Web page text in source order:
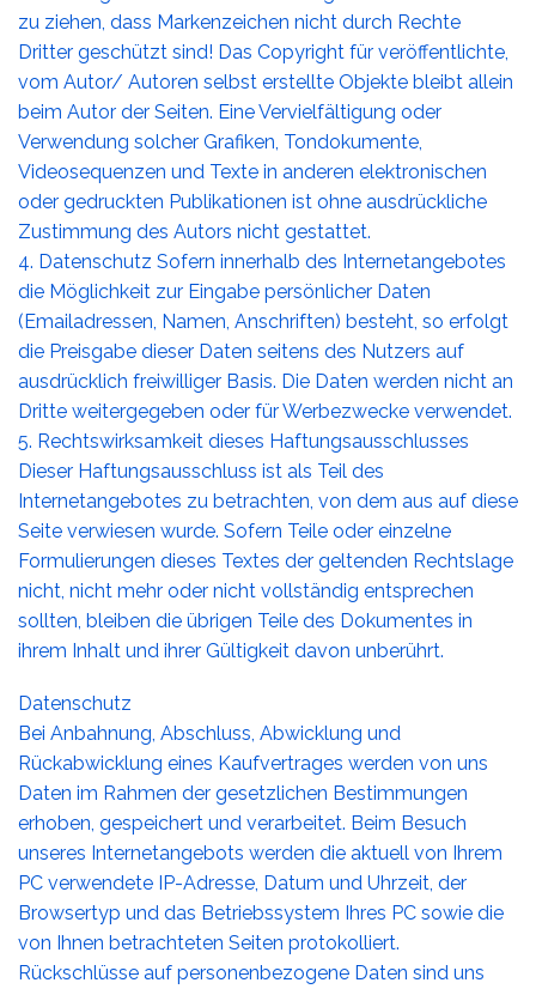
zu ziehen, dass Markenzeichen nicht durch Rechte
Dritter geschützt sind! Das Copyright für veröffentlichte,
vom Autor/ Autoren selbst erstellte Objekte bleibt allein
beim Autor der Seiten. Eine Vervielfältigung oder
Verwendung solcher Grafiken, Tondokumente,
Videosequenzen und Texte in anderen elektronischen
oder gedruckten Publikationen ist ohne ausdrückliche
Zustimmung des Autors nicht gestattet.
4. Datenschutz Sofern innerhalb des Internetangebotes
die Möglichkeit zur Eingabe persönlicher Daten
(Emailadressen, Namen, Anschriften) besteht, so erfolgt
die Preisgabe dieser Daten seitens des Nutzers auf
ausdrücklich freiwilliger Basis. Die Daten werden nicht an
Dritte weitergegeben oder für Werbezwecke verwendet.
5. Rechtswirksamkeit dieses Haftungsausschlusses
Dieser Haftungsausschluss ist als Teil des
Internetangebotes zu betrachten, von dem aus auf diese
Seite verwiesen wurde. Sofern Teile oder einzelne
Formulierungen dieses Textes der geltenden Rechtslage
nicht, nicht mehr oder nicht vollständig entsprechen
sollten, bleiben die übrigen Teile des Dokumentes in
ihrem Inhalt und ihrer Gültigkeit davon unberührt.
Datenschutz
Bei Anbahnung, Abschluss, Abwicklung und
Rückabwicklung eines Kaufvertrages werden von uns
Daten im Rahmen der gesetzlichen Bestimmungen
erhoben, gespeichert und verarbeitet. Beim Besuch
unseres Internetangebots werden die aktuell von Ihrem
PC verwendete IP-Adresse, Datum und Uhrzeit, der
Browsertyp und das Betriebssystem Ihres PC sowie die
von Ihnen betrachteten Seiten protokolliert.
Rückschlüsse auf personenbezogene Daten sind uns